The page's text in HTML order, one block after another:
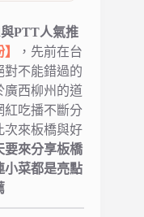
PTT人氣推
，先前在台
對不能錯過的
廣西柳州的道
紅吃播不斷分
次來板橋與好
要來分享板橋
小菜都是亮點